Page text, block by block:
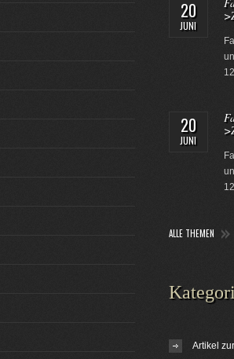
20
JUNI
20
JUNI
ALLE THEMEN
Artikel